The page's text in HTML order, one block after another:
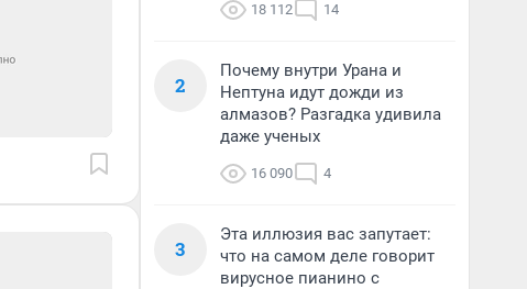
18 112 14
2
Почему внутри Урана и
Нептуна идут дожди из
алмазов? Разгадка удивила
даже ученых
16 090 4
3
Эта иллюзия вас запутает:
что на самом деле говорит
вирусное пианино с